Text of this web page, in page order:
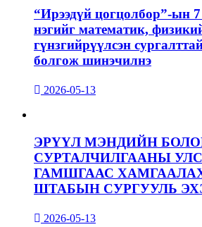
“Ирээдүй цогцолбор”-ын
нэгийг математик,
гүнзгийрүүлсэн
болгож шинэчилнэ
2026-05-13
ЭРҮҮЛ МЭНДИЙН
СУРТАЛЧИЛГААНЫ
ГАМШГААС
ШТАБЫН СУРГУУЛЬ
2026-05-13